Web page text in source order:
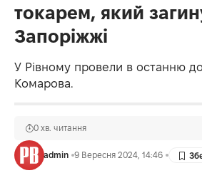
токарем, який
Запоріжжі
У Рівному провели в останню
Комарова.
admin 9 Вересня 2024, 14:46
0 хв. читання